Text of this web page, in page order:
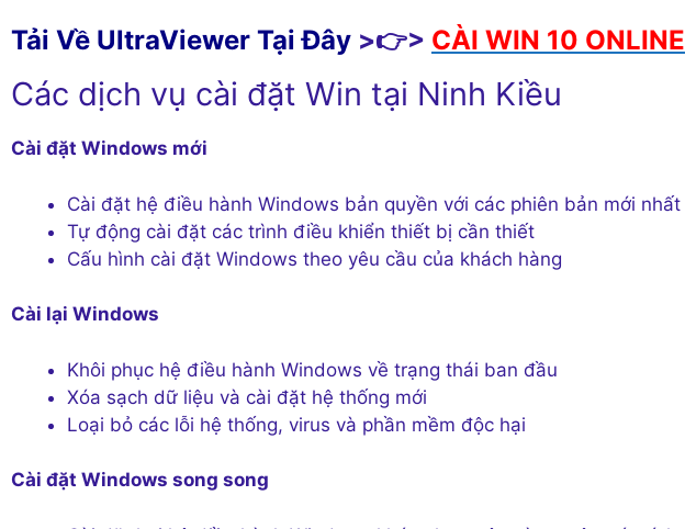
Tải Về UltraViewer Tại Đây >👉> CÀI WIN 10 ONLINE
Các dịch vụ cài đặt Win tại Ninh Kiều
Cài đặt Windows mới
Cài đặt hệ điều hành Windows bản quyền với các phiên bản mới nhất
Tự động cài đặt các trình điều khiển thiết bị cần thiết
Cấu hình cài đặt Windows theo yêu cầu của khách hàng
Cài lại Windows
Khôi phục hệ điều hành Windows về trạng thái ban đầu
Xóa sạch dữ liệu và cài đặt hệ thống mới
Loại bỏ các lỗi hệ thống, virus và phần mềm độc hại
Cài đặt Windows song song